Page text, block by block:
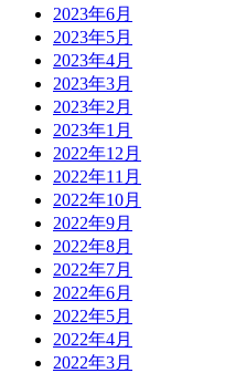
2023年6月
2023年5月
2023年4月
2023年3月
2023年2月
2023年1月
2022年12月
2022年11月
2022年10月
2022年9月
2022年8月
2022年7月
2022年6月
2022年5月
2022年4月
2022年3月